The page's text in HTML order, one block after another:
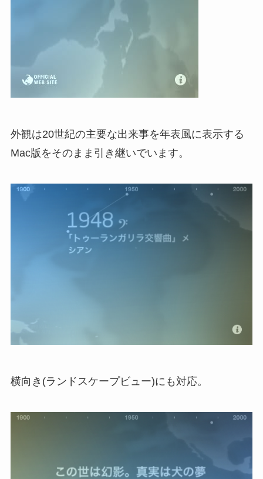
外観は20世紀の主要な出来事を年表風に表示する
Mac版をそのまま引き継いでいます。
横向き(ランドスケープビュー)にも対応。